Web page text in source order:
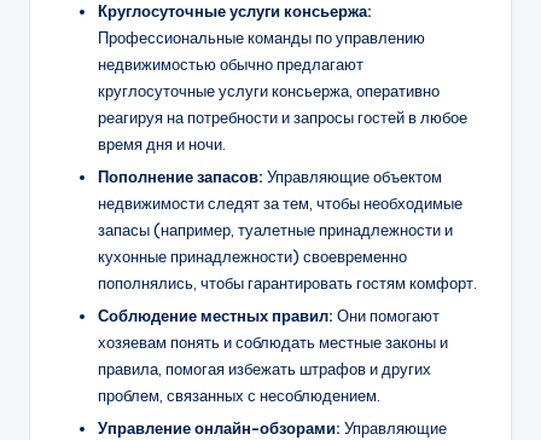
Круглосуточные услуги консьержа:
Профессиональные команды по управлению
недвижимостью обычно предлагают
круглосуточные услуги консьержа, оперативно
реагируя на потребности и запросы гостей в любое
время дня и ночи.
Пополнение запасов: Управляющие объектом
недвижимости следят за тем, чтобы необходимые
запасы (например, туалетные принадлежности и
кухонные принадлежности) своевременно
пополнялись, чтобы гарантировать гостям комфорт.
Соблюдение местных правил: Они помогают
хозяевам понять и соблюдать местные законы и
правила, помогая избежать штрафов и других
проблем, связанных с несоблюдением.
Управление онлайн-обзорами: Управляющие